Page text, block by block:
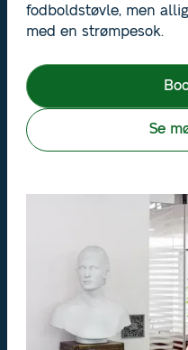
fodboldstøvle, men
med en strømpesok.
Se